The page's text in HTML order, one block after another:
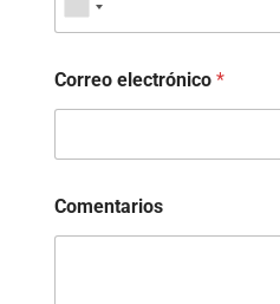
Correo electrónico *
Comentarios